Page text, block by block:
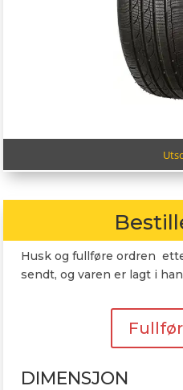
Husk og fullføre ordren
sendt, og varen er lagt i
DIMENSJON